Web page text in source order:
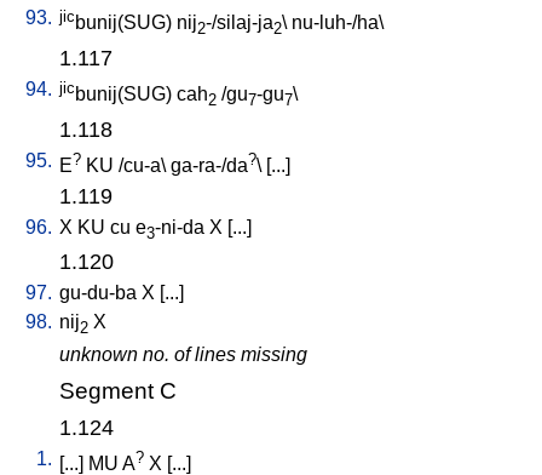
93. jic bunij(SUG) nij2-/silaj-ja2\ nu-luh-/ha\
1.117
94. jic bunij(SUG) cah2 /gu7-gu7\
1.118
95. E? KU /cu-a\ ga-ra-/da?\ [...]
1.119
96. X KU cu e3-ni-da X [...]
1.120
97. gu-du-ba X [...]
98. nij2 X
unknown no. of lines missing
Segment C
1.124
1. [...] MU A? X [...]